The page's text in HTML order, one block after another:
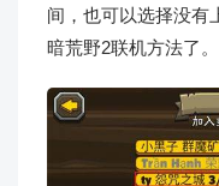
间，也可以选择没有
暗荒野2联机方法了。